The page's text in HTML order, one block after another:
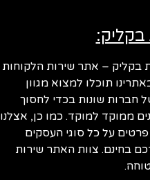
– אתר שירות הלקוחות
תוכלו למצוא מגוון
שונות בכדי לחסוך
ממוקד למוקד. כמו כן, אצלנו
על כל סוגי העסקים
בחינם. צוות האתר שירות